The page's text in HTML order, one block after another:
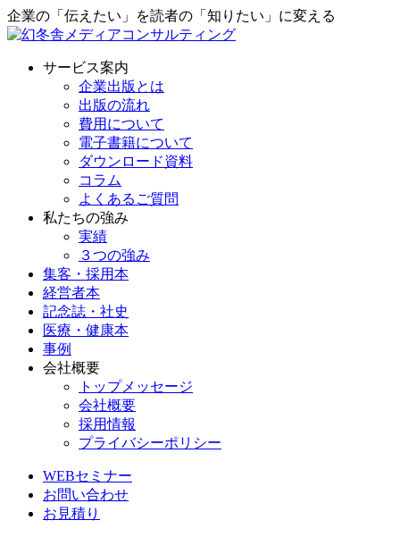
企業の「伝えたい」を読者の「知りたい」に変える
サービス案内
企業出版とは
出版の流れ
費用について
電子書籍について
ダウンロード資料
コラム
よくあるご質問
私たちの強み
実績
３つの強み
集客・採用本
経営者本
記念誌・社史
医療・健康本
事例
会社概要
トップメッセージ
会社概要
採用情報
プライバシーポリシー
WEBセミナー
お問い合わせ
お見積り